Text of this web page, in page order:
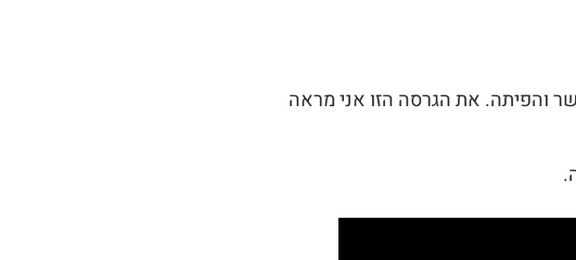
והפיתה. את הגרסה הזו אני מראה